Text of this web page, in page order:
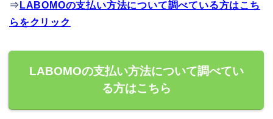
⇒ LABOMOの支払い方法について調べている方はこち
らをクリック
LABOMOの支払い方法について調べてい
る方はこちら